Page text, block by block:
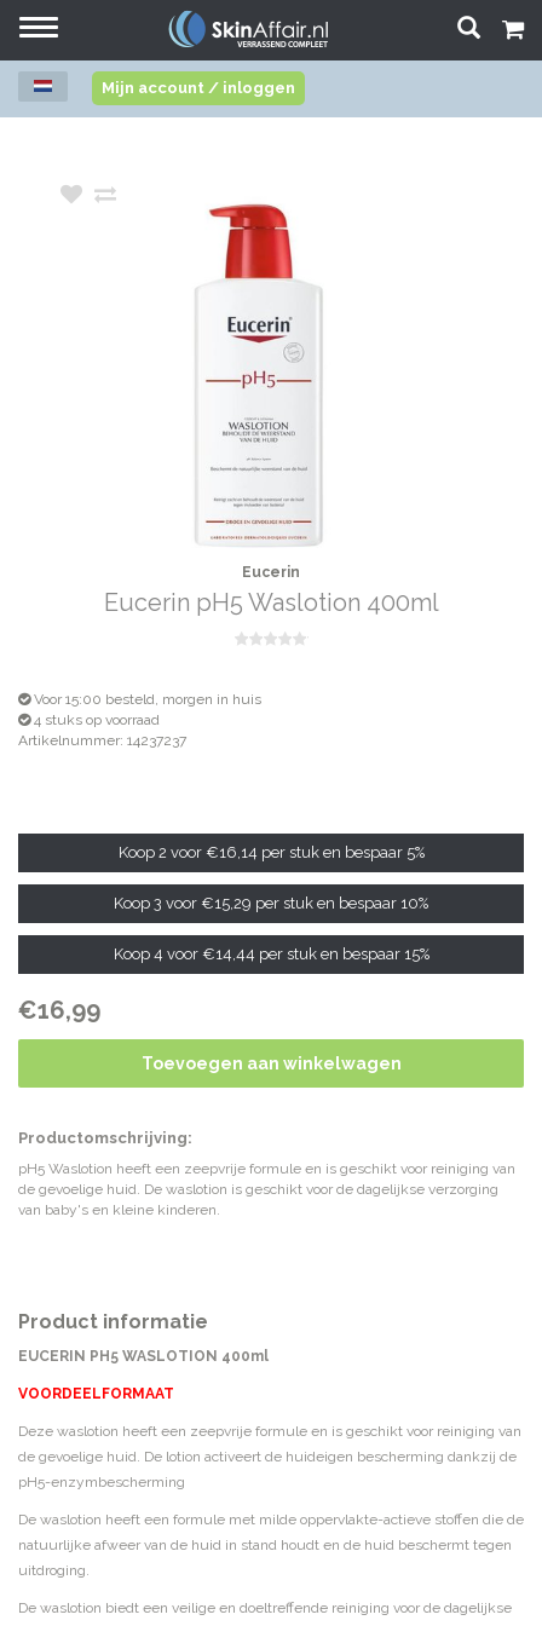
Toggle
Mijn account / inloggen
Eucerin
Eucerin pH5 Waslotion 400ml
Voor 15:00 besteld, morgen in huis
4 stuks op voorraad
Artikelnummer: 14237237
Koop 2 voor €16,14 per stuk en bespaar 5%
Koop 3 voor €15,29 per stuk en bespaar 10%
Koop 4 voor €14,44 per stuk en bespaar 15%
€16,99
Toevoegen aan winkelwagen
Productomschrijving:
pH5 Waslotion heeft een zeepvrije formule en is geschikt voor reiniging van
de gevoelige huid. De waslotion is geschikt voor de dagelijkse verzorging
van baby's en kleine kinderen.
Product informatie
EUCERIN PH5 WASLOTION 400ml
VOORDEELFORMAAT
Deze waslotion heeft een zeepvrije formule en is geschikt voor reiniging van
de gevoelige huid. De lotion activeert de huideigen bescherming dankzij de
pH5-enzymbescherming
De waslotion heeft een formule met milde oppervlakte-actieve stoffen die de
natuurlijke afweer van de huid in stand houdt en de huid beschermt tegen
uitdroging.
De waslotion biedt een veilige en doeltreffende reiniging voor de dagelijkse